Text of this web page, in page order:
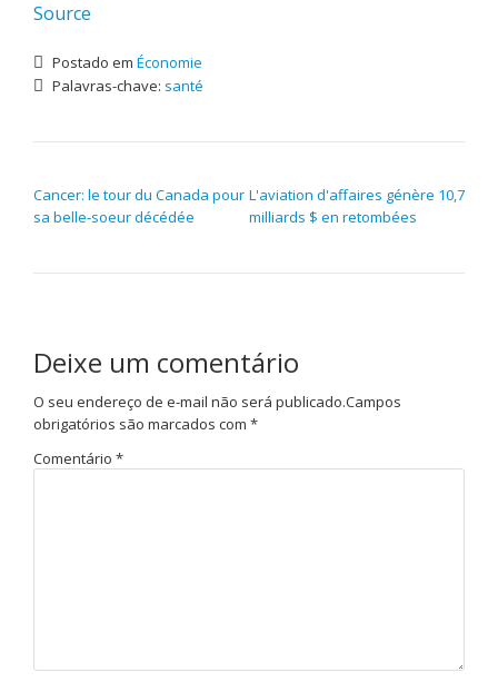
Source
Postado em Économie
Palavras-chave: santé
Cancer: le tour du Canada pour
sa belle-soeur décédée
L'aviation d'affaires génère 10,7
milliards $ en retombées
Deixe um comentário
O seu endereço de e-mail não será publicado.Campos
obrigatórios são marcados com *
Comentário *